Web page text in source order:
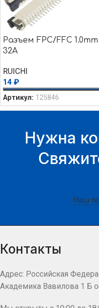
Разъем FPC/FFC 1.0mm
32A
RUICHI
14 ₽
Артикул: 125846
Нужна
Наш
Контакты
Адрес: Российская
Академика Вавилова 1 Б